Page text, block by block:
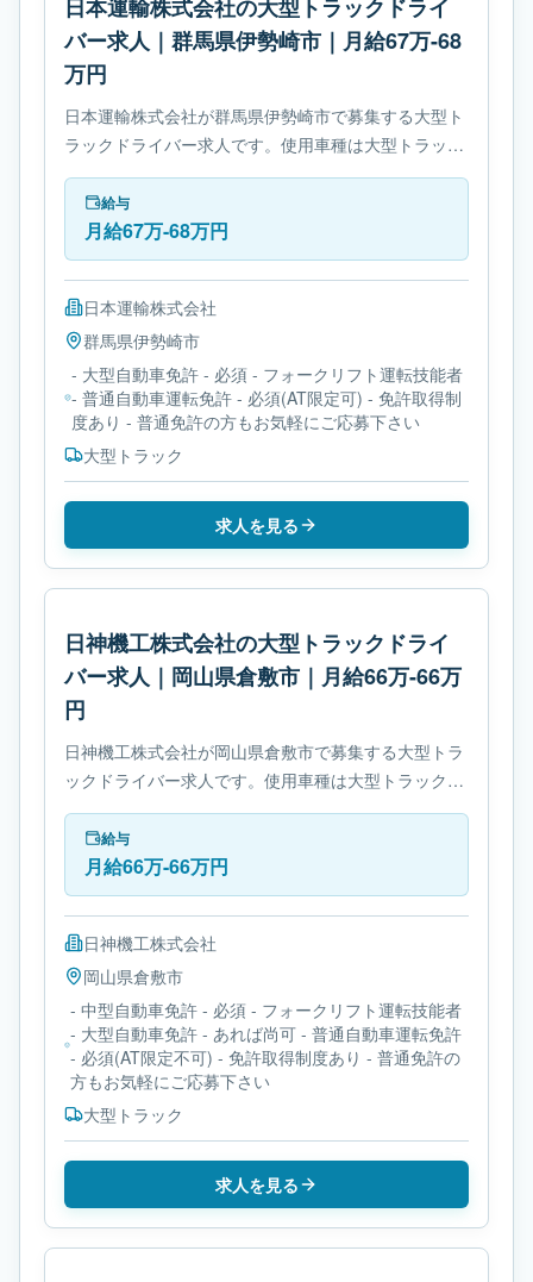
日本運輸株式会社の大型トラックドライ
バー求人｜群馬県伊勢崎市｜月給67万-68
万円
日本運輸株式会社が群馬県伊勢崎市で募集する大型ト
ラックドライバー求人です。使用車種は大型トラック
です。勤務時間は- 変形労働時間制です。必要免許は-
大型自動車免許です。
給与
月給67万-68万円
日本運輸株式会社
群馬県伊勢崎市
- 大型自動車免許 - 必須 - フォークリフト運転技能者
- 普通自動車運転免許 - 必須(AT限定可) - 免許取得制
度あり - 普通免許の方もお気軽にご応募下さい
大型トラック
求人を見る
日神機工株式会社の大型トラックドライ
バー求人｜岡山県倉敷市｜月給66万-66万
円
日神機工株式会社が岡山県倉敷市で募集する大型トラ
ックドライバー求人です。使用車種は大型トラックで
す。勤務時間は- 休憩時間: 60分です。必要免許は- 中
型自動車免許です。
給与
月給66万-66万円
日神機工株式会社
岡山県倉敷市
- 中型自動車免許 - 必須 - フォークリフト運転技能者
- 大型自動車免許 - あれば尚可 - 普通自動車運転免許
- 必須(AT限定不可) - 免許取得制度あり - 普通免許の
方もお気軽にご応募下さい
大型トラック
求人を見る